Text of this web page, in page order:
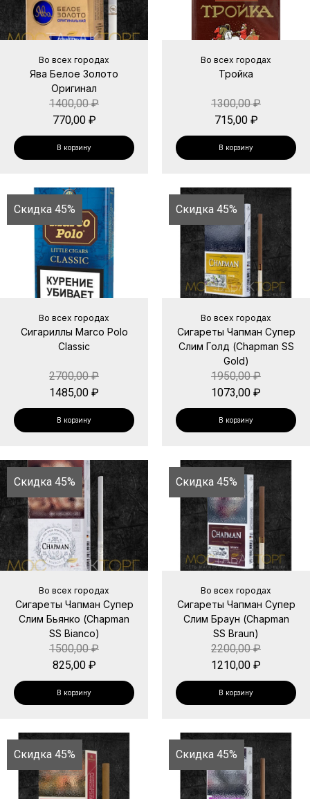
Во всех городах
Ява Белое Золото
Оригинал
1400,00₽
770,00 ₽
В корзину
Во всех городах
Тройка
1300,00₽
715,00 ₽
В корзину
Скидка 45%
Во всех городах
Сигариллы Marco Polo
Classic
2700,00₽
1485,00 ₽
В корзину
Скидка 45%
Во всех городах
Сигареты Чапман Супер
Слим Голд (Chapman SS
Gold)
1950,00₽
1073,00 ₽
В корзину
Скидка 45%
Во всех городах
Сигареты Чапман Супер
Слим Бьянко (Chapman
SS Bianco)
1500,00₽
825,00 ₽
В корзину
Скидка 45%
Во всех городах
Сигареты Чапман Супер
Слим Браун (Chapman
SS Braun)
2200,00₽
1210,00 ₽
В корзину
Скидка 45% Скидка 45%